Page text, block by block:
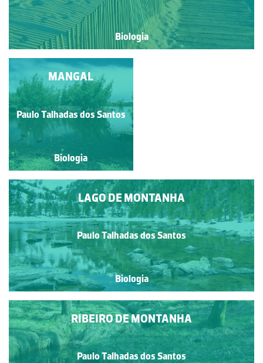
Biologia
INTERTIDAL
Paulo Talhadas dos Santos
Biologia
MANGAL
Paulo Talhadas dos Santos
Biologia
LAGO DE MONTANHA
Paulo Talhadas dos Santos
Biologia
RIBEIRO DE MONTANHA
Paulo Talhadas dos Santos